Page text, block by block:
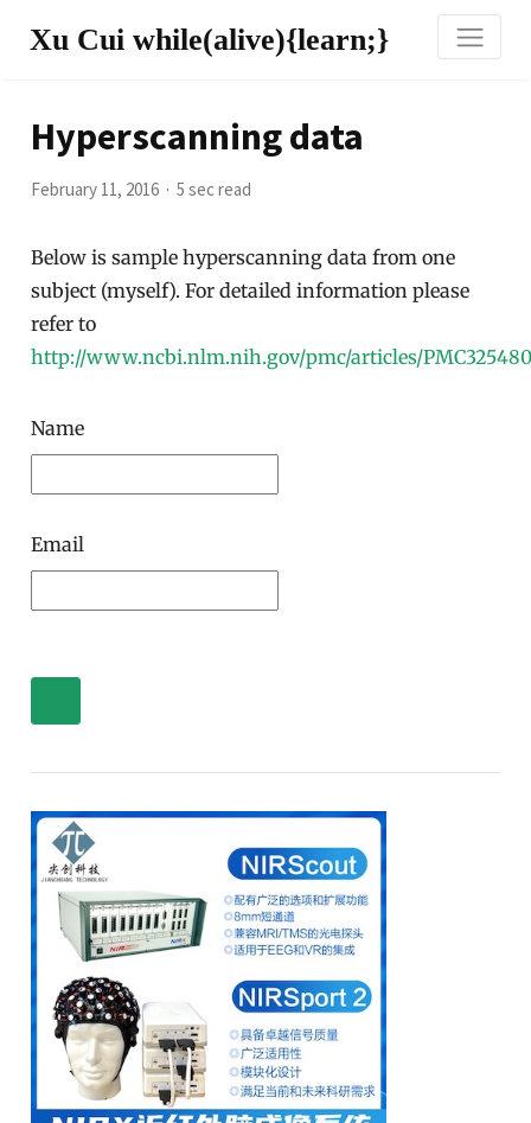
Xu Cui while(alive){learn;}
Hyperscanning data
February 11, 2016 5 sec read
Below is sample hyperscanning data from one
subject (myself). For detailed information please
refer to
http://www.ncbi.nlm.nih.gov/pmc/articles/
Name
Email